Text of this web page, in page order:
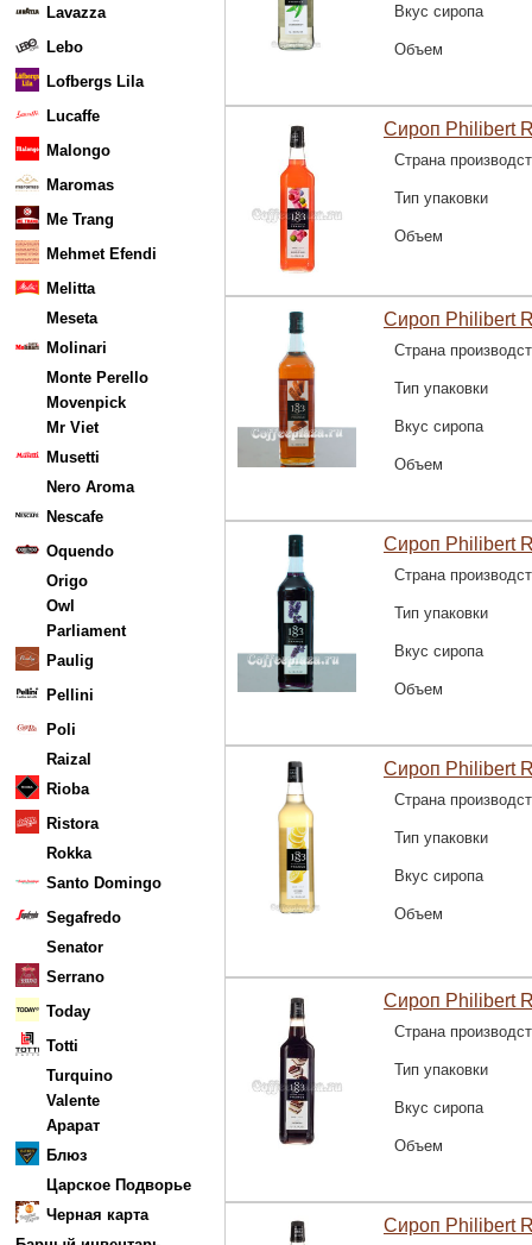
Lavazza
Lebo
Lofbergs Lila
Lucaffe
Malongo
Maromas
Me Trang
Mehmet Efendi
Melitta
Meseta
Molinari
Monte Perello
Movenpick
Mr Viet
Musetti
Nero Aroma
Nescafe
Oquendo
Origo
Owl
Parliament
Paulig
Pellini
Poli
Raizal
Rioba
Ristora
Rokka
Santo Domingo
Segafredo
Senator
Serrano
Today
Totti
Turquino
Valente
Арарат
Блюз
Царское Подворье
Черная карта
Вкус сиропа
Объем
Сироп Philibert
Страна
Тип упаковки
Объем
Сироп Philibert
Страна
Тип упаковки
Вкус сиропа
Объем
Сироп Philibert
Страна
Тип упаковки
Вкус сиропа
Объем
Сироп Philibert
Страна
Тип упаковки
Вкус сиропа
Объем
Сироп Philibert
Страна
Тип упаковки
Вкус сиропа
Объем
Сироп Philibert